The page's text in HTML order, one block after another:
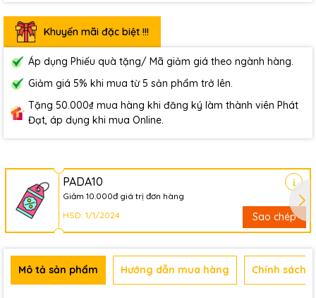
Khuyến mãi đặc biệt !!!
Áp dụng Phiếu quà tặng/ Mã giảm giá theo ngành hàng.
Giảm giá 5% khi mua từ 5 sản phẩm trở lên.
Tặng 50.000₫ mua hàng khi đăng ký làm thành viên Phát
Đạt, áp dụng khi mua Online.
PADA10
Giảm 10.000đ giá trị đơn hàng
HSD: 1/1/2024
Sao chép
Mô tả sản phẩm Hướng dẫn mua hàng Chính sách